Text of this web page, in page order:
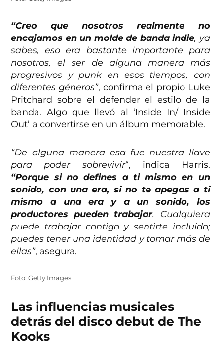
“Creo que nosotros realmente no
encajamos en un molde de banda indie, ya
sabes, eso era bastante importante para
nosotros, el ser de alguna manera más
progresivos y punk en esos tiempos, con
diferentes géneros”, confirma el propio Luke
Pritchard sobre el defender el estilo de la
banda. Algo que llevó al ‘Inside In/ Inside
Out’ a convertirse en un álbum memorable.
“De alguna manera esa fue nuestra llave
para poder sobrevivir“, indica Harris.
“Porque si no defines a ti mismo en un
sonido, con una era, si no te apegas a ti
mismo a una era y a un sonido, los
productores pueden trabajar. Cualquiera
puede trabajar contigo y sentirte incluido;
puedes tener una identidad y tomar más de
ellas”, asegura.
Foto: Getty Images
Las influencias musicales
detrás del disco debut de The
Kooks